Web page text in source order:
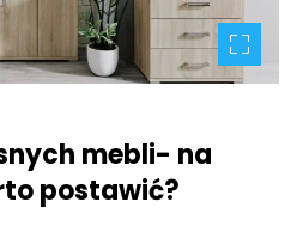
mebli- na
postawić?